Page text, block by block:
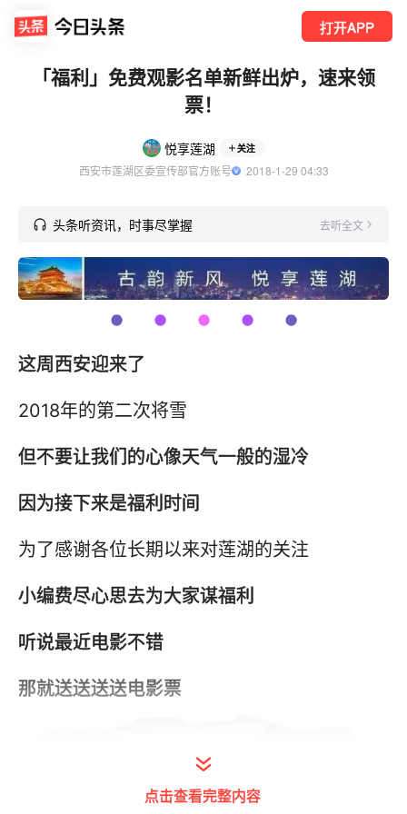
打开APP
「福利」免费观影名单新鲜出炉，速来领
票！
悦享莲湖 关注
西安市莲湖区委宣传部官方账号
  2018-1-29 04:33
头条听资讯，时事尽掌握 去听全文
这周西安迎来了
2018年的第二次将雪
但不要让我们的心像天气一般的湿冷
因为接下来是福利时间
为了感谢各位长期以来对莲湖的关注
小编费尽心思去为大家谋福利
听说最近电影不错
那就送送送送电影票
点击查看完整内容